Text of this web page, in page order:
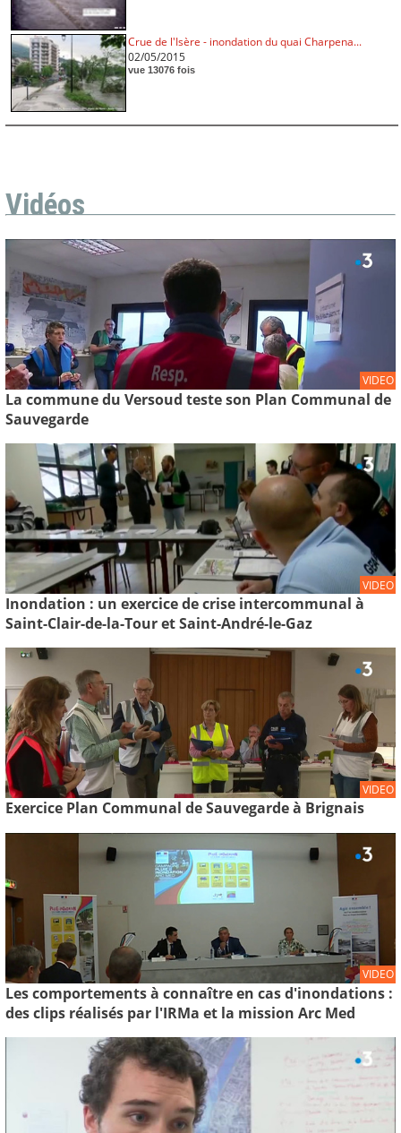
Crue de l'Isère - inondation du quai Charpena...
02/05/2015
vue 13076 fois
Vidéos
VIDEO
La commune du Versoud teste son Plan Communal de
Sauvegarde
VIDEO
Inondation : un exercice de crise intercommunal à
Saint-Clair-de-la-Tour et Saint-André-le-Gaz
VIDEO
Exercice Plan Communal de Sauvegarde à Brignais
VIDEO
Les comportements à connaître en cas d'inondations :
des clips réalisés par l'IRMa et la mission Arc Med